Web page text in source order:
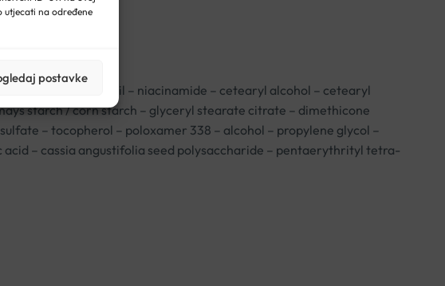
utjecati na određene
postavke
oil / rice bran oil – niacinamide – cetearyl alcohol – cetearyl
starch / corn starch – glyceryl stearate citrate – dimethicone
– tocopherol – poloxamer 338 – alcohol – propylene glycol –
– cassia angustifolia seed polysaccharide – pentaerythrityl tetra-